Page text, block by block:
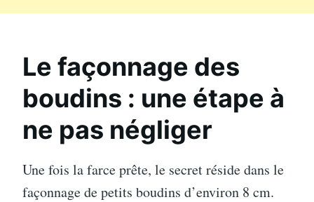
Le façonnage des
boudins : une étape à
ne pas négliger
Une fois la farce prête, le secret réside dans le
façonnage de petits boudins d’environ 8 cm.